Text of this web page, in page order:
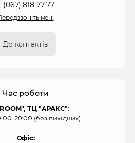
(067) 818-77-77
мені
До контактів
Час роботи
ТЦ "АРАКС":
20:00 (без вихідних)
Офіс: